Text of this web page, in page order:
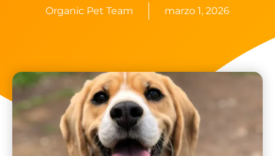
Organic Pet Team marzo 1, 2026